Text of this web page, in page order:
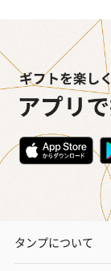
タンプについて